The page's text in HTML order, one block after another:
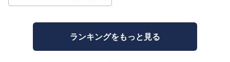
ランキングをもっと見る